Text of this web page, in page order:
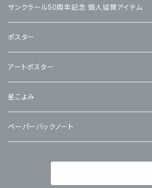
サンクラール50周年記念 個人協賛アイテム
ポスター
アートポスター
星こよみ
カレンダー交換用リフィル
ペーパーバックノート